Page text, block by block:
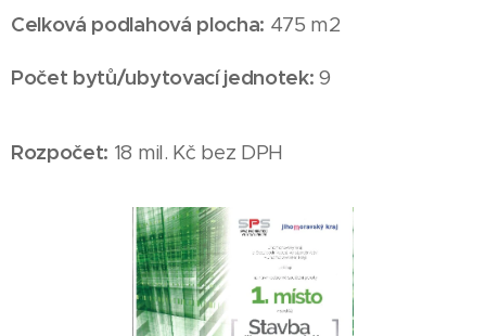
Celková podlahová plocha: 475 m2
Počet bytů/ubytovací jednotek:9
Rozpočet: 18 mil. Kč bez DPH